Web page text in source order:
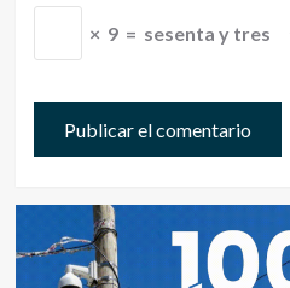
× 9 = sesenta y tres